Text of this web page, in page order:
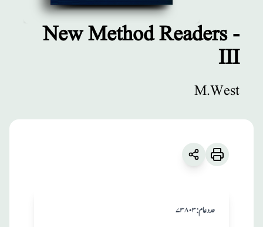
New Method Readers -
III
M.West
۷۳۸۰۳:عدد عام